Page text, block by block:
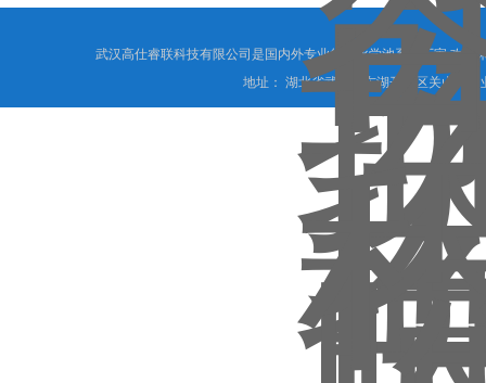
武汉高仕睿联科技有限公司是国内外专业的电化学池系列厂家,欢迎
地址： 湖北省武汉市东湖开发区关山路